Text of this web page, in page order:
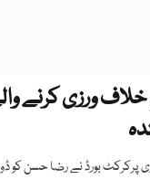
خلاف ورزی کرنے
پرکرکٹ بورڈ نے رضا حسن